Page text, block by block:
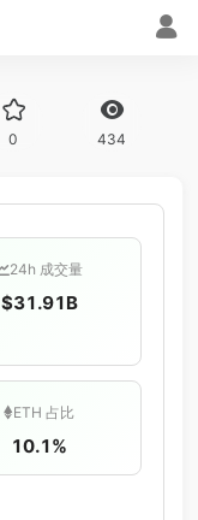
0 434
24h 成交量
$31.91B
ETH 占比
10.1%